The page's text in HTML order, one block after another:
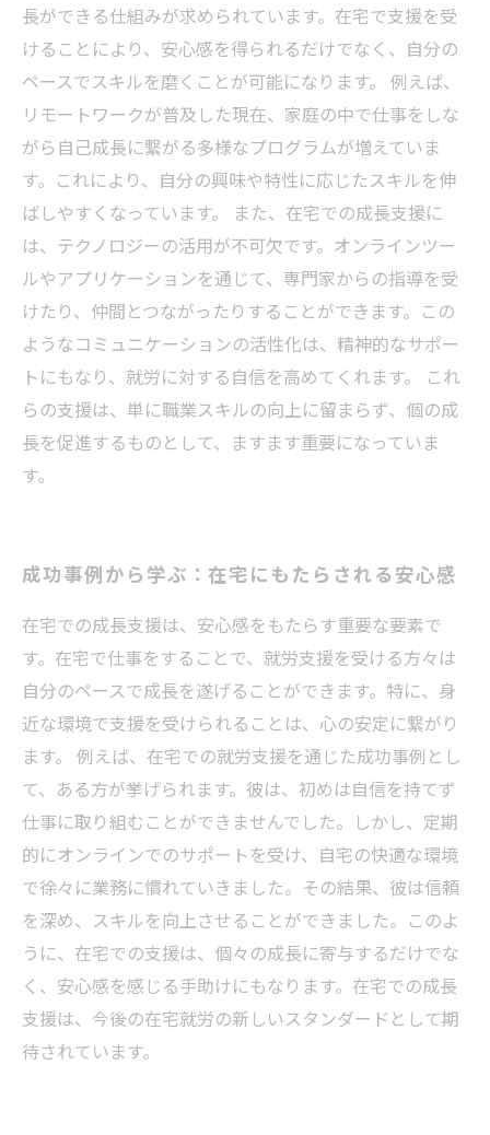
長ができる仕組みが求められています。在宅で支援を受
けることにより、安心感を得られるだけでなく、自分の
ペースでスキルを磨くことが可能になります。 例えば、
リモートワークが普及した現在、家庭の中で仕事をしな
がら自己成長に繋がる多様なプログラムが増えていま
す。これにより、自分の興味や特性に応じたスキルを伸
ばしやすくなっています。 また、在宅での成長支援に
は、テクノロジーの活用が不可欠です。オンラインツー
ルやアプリケーションを通じて、専門家からの指導を受
けたり、仲間とつながったりすることができます。この
ようなコミュニケーションの活性化は、精神的なサポー
トにもなり、就労に対する自信を高めてくれます。 これ
らの支援は、単に職業スキルの向上に留まらず、個の成
長を促進するものとして、ますます重要になっていま
す。
成功事例から学ぶ：在宅にもたらされる安心感
在宅での成長支援は、安心感をもたらす重要な要素で
す。在宅で仕事をすることで、就労支援を受ける方々は
自分のペースで成長を遂げることができます。特に、身
近な環境で支援を受けられることは、心の安定に繋がり
ます。 例えば、在宅での就労支援を通じた成功事例とし
て、ある方が挙げられます。彼は、初めは自信を持てず
仕事に取り組むことができませんでした。しかし、定期
的にオンラインでのサポートを受け、自宅の快適な環境
で徐々に業務に慣れていきました。その結果、彼は信頼
を深め、スキルを向上させることができました。このよ
うに、在宅での支援は、個々の成長に寄与するだけでな
く、安心感を感じる手助けにもなります。在宅での成長
支援は、今後の在宅就労の新しいスタンダードとして期
待されています。